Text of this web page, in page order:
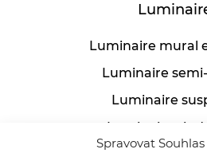
Spravovat
Luminaire mural
Luminaire
Luminaire
Luminaires